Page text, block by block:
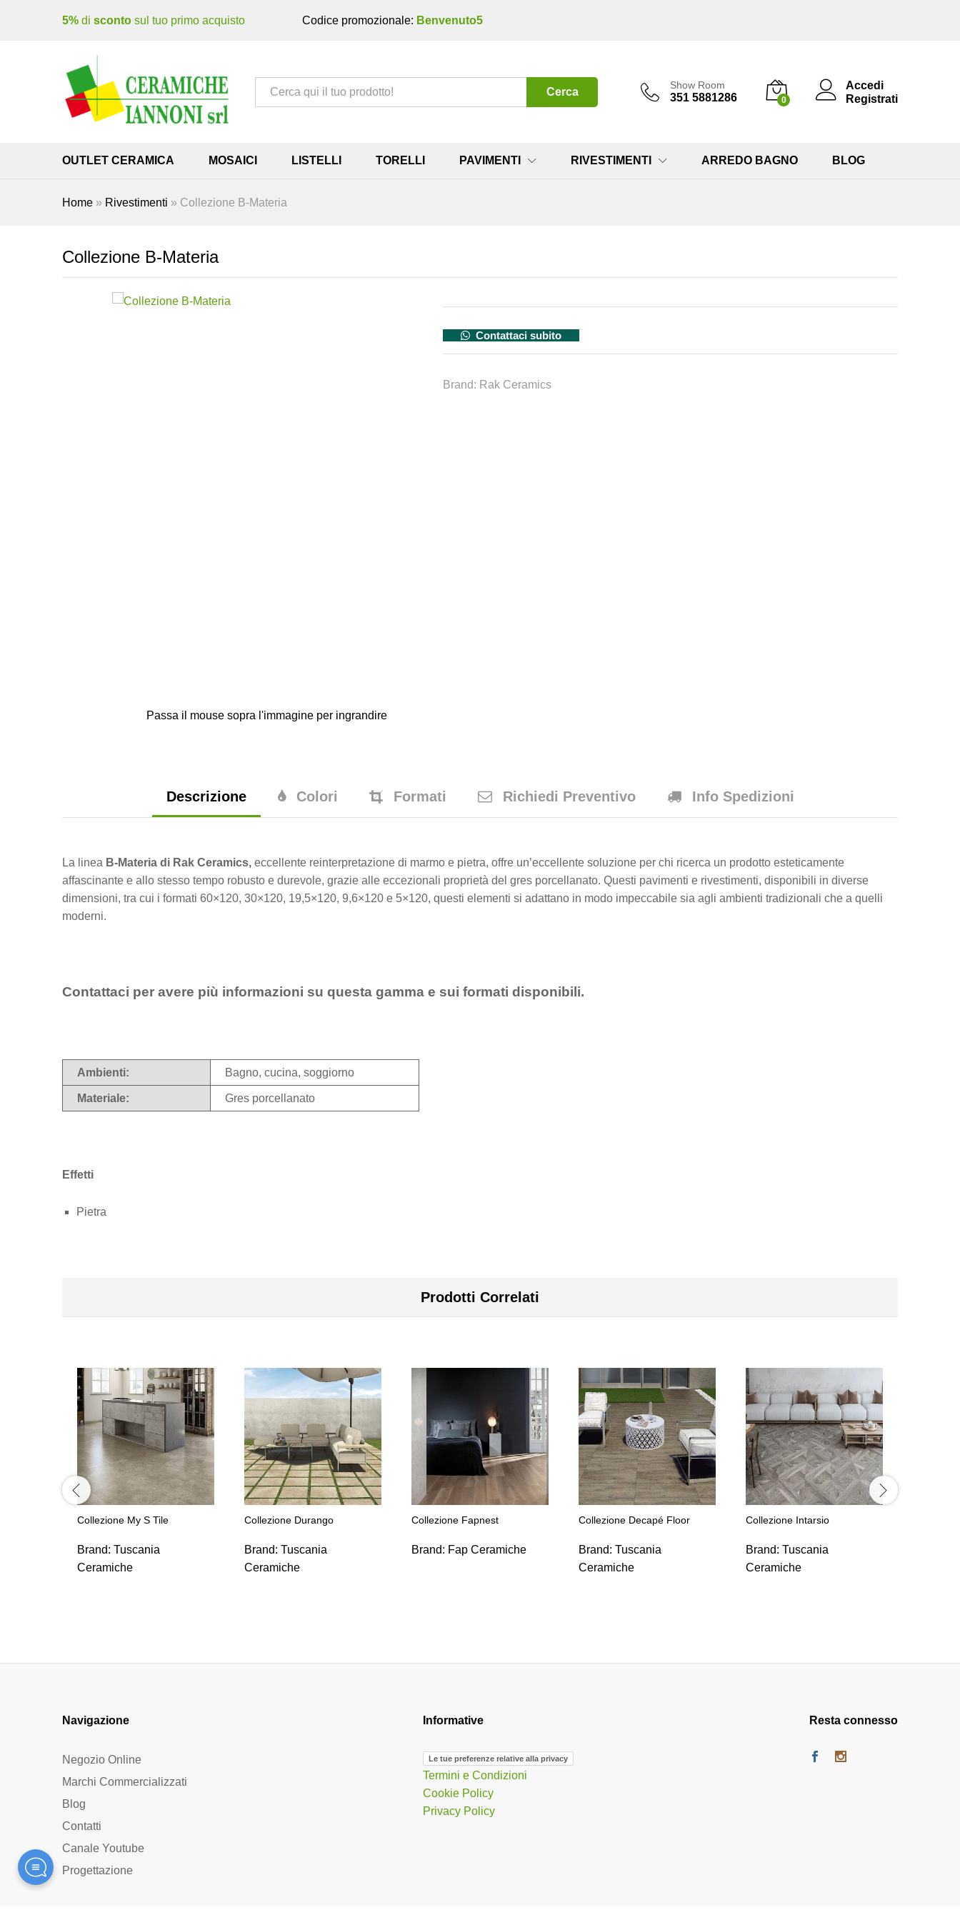
5% di sconto sul tuo primo acquisto Codice promozionale: Benvenuto5
Tutto Cerca
Show Room
351 5881286 0
Accedi
Registrati
OUTLET CERAMICA MOSAICI LISTELLI TORELLI PAVIMENTI RIVESTIMENTI ARREDO BAGNO BLOG
Home » Rivestimenti » Collezione B-Materia
Collezione B-Materia
Passa il mouse sopra l'immagine per ingrandire
Contattaci subito
Brand: Rak Ceramics
Descrizione Colori Formati Richiedi Preventivo Info Spedizioni
La linea B-Materia di Rak Ceramics, eccellente reinterpretazione di marmo e pietra, offre un’eccellente soluzione per chi ricerca un prodotto esteticamente
affascinante e allo stesso tempo robusto e durevole, grazie alle eccezionali proprietà del gres porcellanato. Questi pavimenti e rivestimenti, disponibili in diverse
dimensioni, tra cui i formati 60×120, 30×120, 19,5×120, 9,6×120 e 5×120, questi elementi si adattano in modo impeccabile sia agli ambienti tradizionali che a quelli
moderni.
Contattaci per avere più informazioni su questa gamma e sui formati disponibili.
Ambienti: Bagno, cucina, soggiorno
Materiale: Gres porcellanato
Effetti
Pietra
Prodotti Correlati
Collezione My S Tile
Brand: Tuscania
Ceramiche
Collezione Durango
Brand: Tuscania
Ceramiche
Collezione Fapnest
Brand: Fap Ceramiche
Collezione Decapé Floor
Brand: Tuscania
Ceramiche
Collezione Intarsio
Brand: Tuscania
Ceramiche
Navigazione
Negozio Online
Marchi Commercializzati
Blog
Contatti
Canale Youtube
Progettazione
Informative
Le tue preferenze relative alla privacy
Termini e Condizioni
Cookie Policy
Privacy Policy
Resta connesso